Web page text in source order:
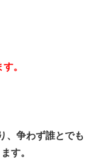
。
、争わず誰とでも
す。